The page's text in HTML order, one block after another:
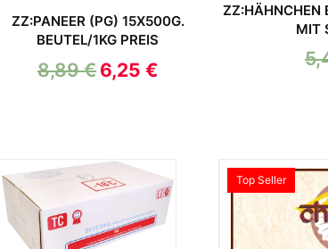
ZZ:PANEER (PG) 15X500G.
BEUTEL/1KG PREIS
8,89€ 6,25 €
ZZ:HÄHNCHEN
MIT
Top Seller